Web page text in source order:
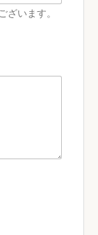
ざいます。